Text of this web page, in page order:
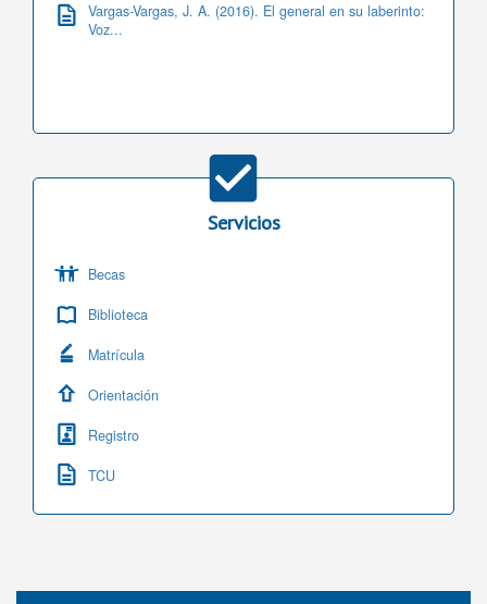
Vargas-Vargas, J. A. (2016). El general en su laberinto:
Voz...
Servicios
Becas
Biblioteca
Matrícula
Orientación
Registro
TCU